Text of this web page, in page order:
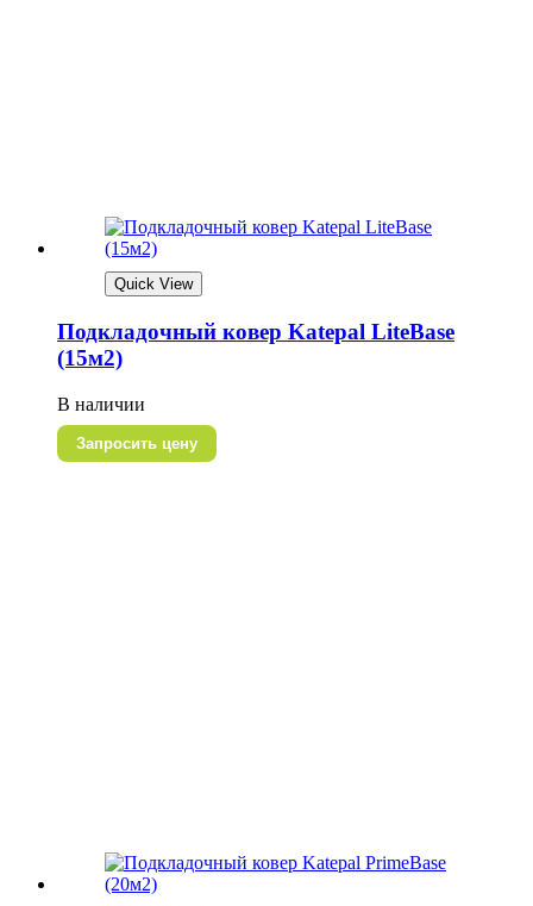
Quick View
Подкладочный ковер Katepal LiteBase
(15м2)
В наличии
Запросить цену